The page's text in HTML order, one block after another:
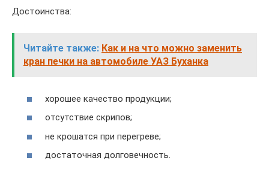
Достоинства:
Читайте также: Как и на что можно заменить
кран печки на автомобиле УАЗ Буханка
хорошее качество продукции;
отсутствие скрипов;
не крошатся при перегреве;
достаточная долговечность.